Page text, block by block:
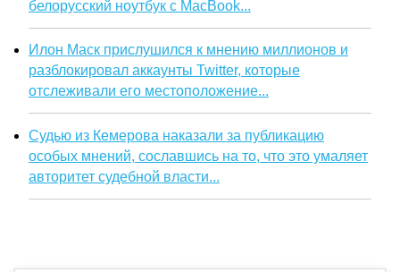
белорусский ноутбук с MacBook...
Илон Маск прислушился к мнению миллионов и
разблокировал аккаунты Twitter, которые
отслеживали его местоположение...
Судью из Кемерова наказали за публикацию
особых мнений, сославшись на то, что это умаляет
авторитет судебной власти...